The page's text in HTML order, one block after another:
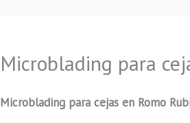
Microblading para
Microblading para cejas en Romo